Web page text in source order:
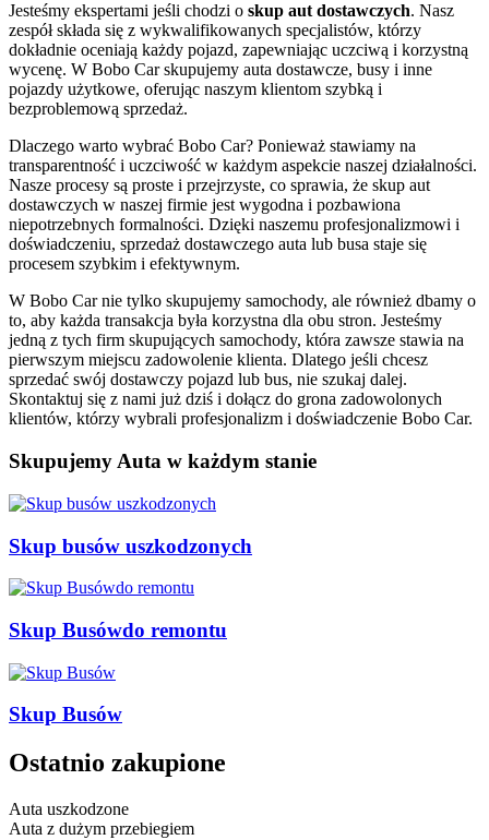
Jesteśmy ekspertami jeśli chodzi o skup aut dostawczych. Nasz
zespół składa się z wykwalifikowanych specjalistów, którzy
dokładnie oceniają każdy pojazd, zapewniając uczciwą i korzystną
wycenę. W Bobo Car skupujemy auta dostawcze, busy i inne
pojazdy użytkowe, oferując naszym klientom szybką i
bezproblemową sprzedaż.
Dlaczego warto wybrać Bobo Car? Ponieważ stawiamy na
transparentność i uczciwość w każdym aspekcie naszej działalności.
Nasze procesy są proste i przejrzyste, co sprawia, że skup aut
dostawczych w naszej firmie jest wygodna i pozbawiona
niepotrzebnych formalności. Dzięki naszemu profesjonalizmowi i
doświadczeniu, sprzedaż dostawczego auta lub busa staje się
procesem szybkim i efektywnym.
W Bobo Car nie tylko skupujemy samochody, ale również dbamy o
to, aby każda transakcja była korzystna dla obu stron. Jesteśmy
jedną z tych firm skupujących samochody, która zawsze stawia na
pierwszym miejscu zadowolenie klienta. Dlatego jeśli chcesz
sprzedać swój dostawczy pojazd lub bus, nie szukaj dalej.
Skontaktuj się z nami już dziś i dołącz do grona zadowolonych
klientów, którzy wybrali profesjonalizm i doświadczenie Bobo Car.
Skupujemy Auta w każdym stanie
Skup busów uszkodzonych
Skup Busówdo remontu
Skup Busów
Ostatnio zakupione
Auta uszkodzone
Auta z dużym przebiegiem